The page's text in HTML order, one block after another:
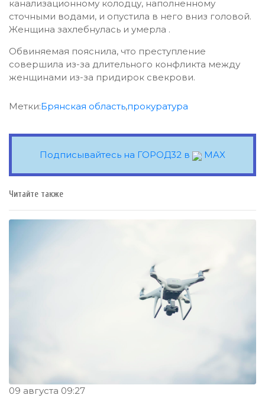
канализационному колодцу, наполненному
сточными водами, и опустила в него вниз головой.
Женщина захлебнулась и умерла .
Обвиняемая пояснила, что преступление
совершила из-за длительного конфликта между
женщинами из-за придирок свекрови.
Метки:Брянская область,прокуратура
Подписывайтесь на ГОРОД32 в MAX
Читайте также
09 августа 09:27